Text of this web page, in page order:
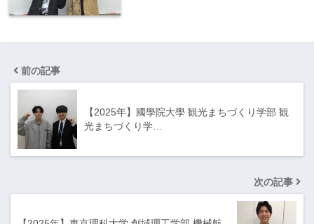
前の記事
【2025年】國學院大學 観光まちづくり学部 観
光まちづくり学…
次の記事